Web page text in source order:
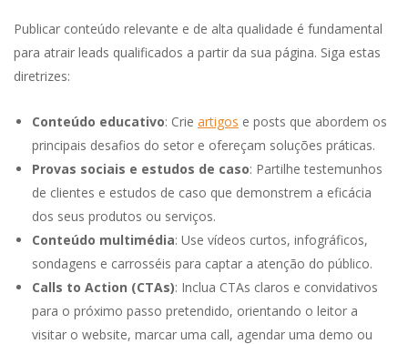
Publicar conteúdo relevante e de alta qualidade é fundamental
para atrair leads qualificados a partir da sua página. Siga estas
diretrizes:
Conteúdo educativo: Crie artigos e posts que abordem os
principais desafios do setor e ofereçam soluções práticas.
Provas sociais e estudos de caso: Partilhe testemunhos
de clientes e estudos de caso que demonstrem a eficácia
dos seus produtos ou serviços.
Conteúdo multimédia: Use vídeos curtos, infográficos,
sondagens e carrosséis para captar a atenção do público.
Calls to Action (CTAs): Inclua CTAs claros e convidativos
para o próximo passo pretendido, orientando o leitor a
visitar o website, marcar uma call, agendar uma demo ou